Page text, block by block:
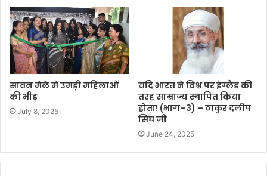
सावन मेले में उमड़ी महिलाओं
की भीड़
July 8, 2025
यदि भारत ने विश्व पर इंग्लैंड की
तरह साम्राज्य स्थापित किया
होता! (भाग–3) – ठाकुर दलीप
सिंघ जी
June 24, 2025